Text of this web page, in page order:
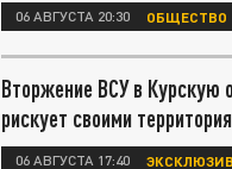
06 АВГУСТА 20:30 ОБЩЕСТВО
Вторжение ВСУ в Курскую
рискует своими
06 АВГУСТА 17:40 ЭКСКЛЮЗИВ